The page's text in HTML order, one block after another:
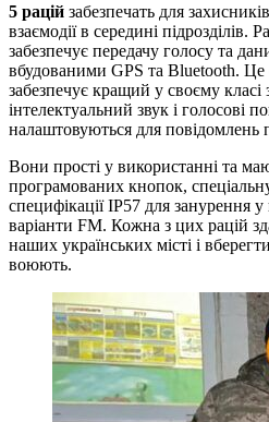
5 рацій забезпечать для
взаємодії в середині підрозділів.
забезпечує передачу голосу та
вбудованими GPS та Bluetooth. Це
забезпечує кращий у своєму
інтелектуальний звук і голосові
налаштовуються для повідомлень
Вони прості у використанні та
програмованих кнопок,
специфікації IP57 для занурення у
варіанти FM. Кожна з цих рацій
наших українських місті і
воюють.